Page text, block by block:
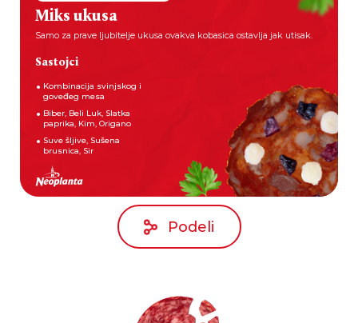
Miks ukusa
Samo za prave ljubitelje ukusa ovakva kobasica ostavlja jak utisak.
Sastojci
Kombinacija svinjskog i
goveđeg mesa
Biber, Beli Luk, Slatka
paprika, Kim, Origano
Suve šljive, Sušena
brusnica, Sir
Podeli